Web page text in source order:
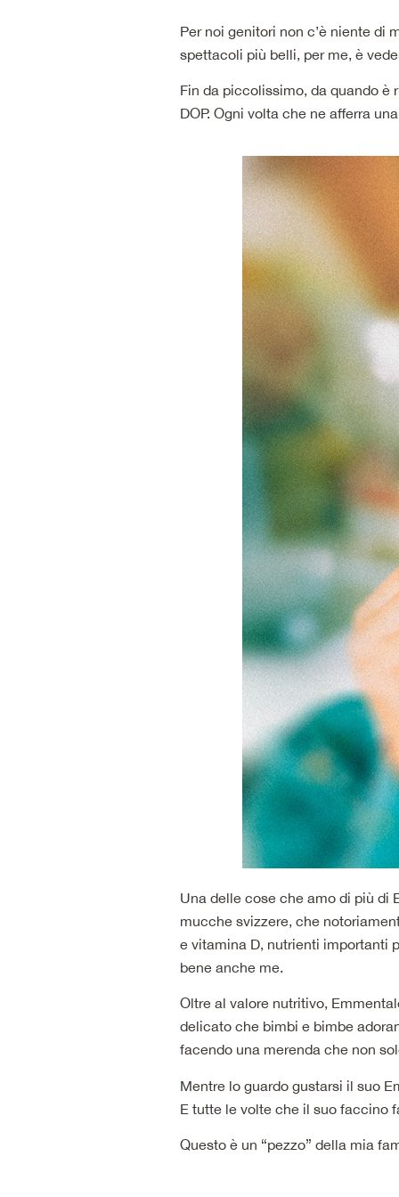
Per noi genitori non c’è niente di
spettacoli più belli, per me, è
Fin da piccolissimo, da quando è
DOP. Ogni volta che ne afferra
Una delle cose che amo di più di
mucche svizzere, che
e vitamina D, nutrienti importanti
bene anche me.
Oltre al valore nutritivo,
delicato che bimbi e bimbe
facendo una merenda che non
Mentre lo guardo gustarsi il suo
E tutte le volte che il suo faccino
Questo è un “pezzo” della mia